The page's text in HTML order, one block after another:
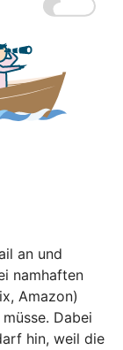
an und
namhaften
Amazon)
Dabei
hin, weil die